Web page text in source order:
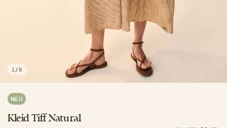
1 /8
NEU
Kleid Tiff Natural